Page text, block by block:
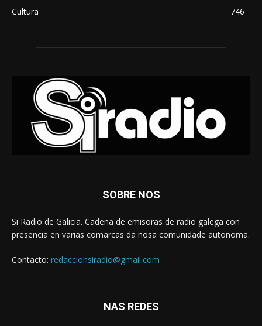
Cultura
746
SOBRE NOS
Si Radio de Galicia. Cadena de emisoras de radio galega con
presencia en varias comarcas da nosa comunidade autonoma.
Contacto: redaccionsiradio@gmail.com
NAS REDES